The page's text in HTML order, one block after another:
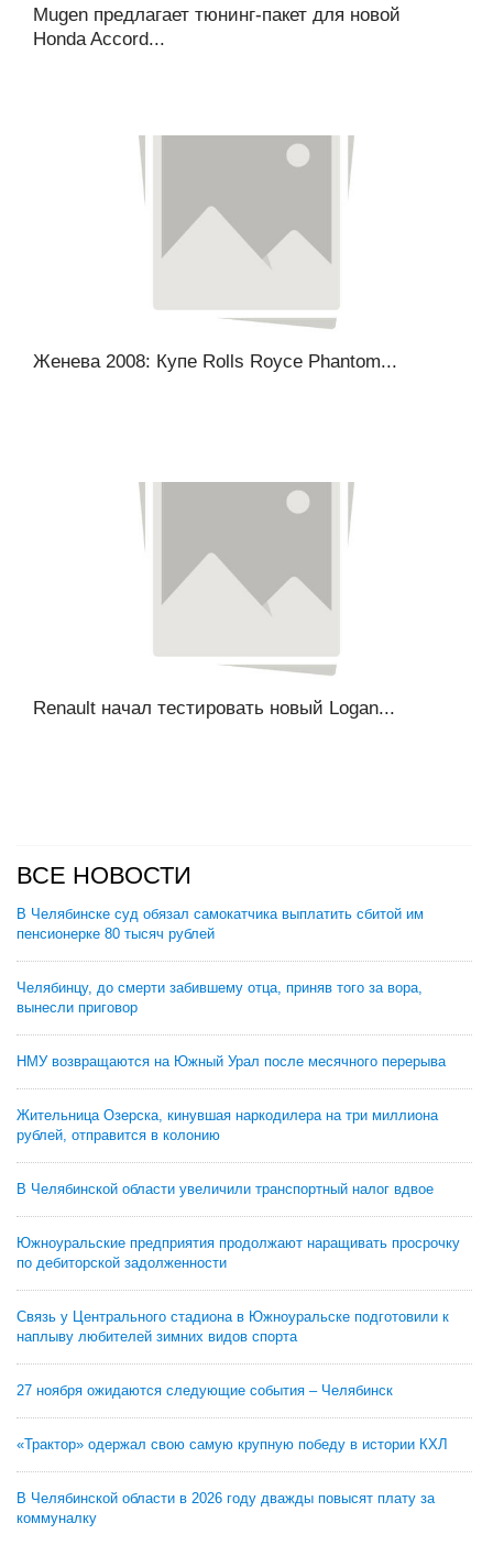
Mugen предлагает тюнинг-пакет для новой
Honda Accord...
Женева 2008: Купе Rolls Royce Phantom...
Renault начал тестировать новый Logan...
ВСЕ НОВОСТИ
В Челябинске суд обязал самокатчика выплатить сбитой им
пенсионерке 80 тысяч рублей
Челябинцу, до смерти забившему отца, приняв того за вора,
вынесли приговор
НМУ возвращаются на Южный Урал после месячного перерыва
Жительница Озерска, кинувшая наркодилера на три миллиона
рублей, отправится в колонию
В Челябинской области увеличили транспортный налог вдвое
Южноуральские предприятия продолжают наращивать просрочку
по дебиторской задолженности
Связь у Центрального стадиона в Южноуральске подготовили к
наплыву любителей зимних видов спорта
27 ноября ожидаются следующие события – Челябинск
«Трактор» одержал свою самую крупную победу в истории КХЛ
В Челябинской области в 2026 году дважды повысят плату за
коммуналку